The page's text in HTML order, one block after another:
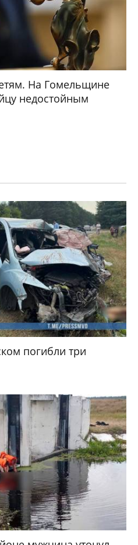
На Гомельщине
недостойным
погибли три